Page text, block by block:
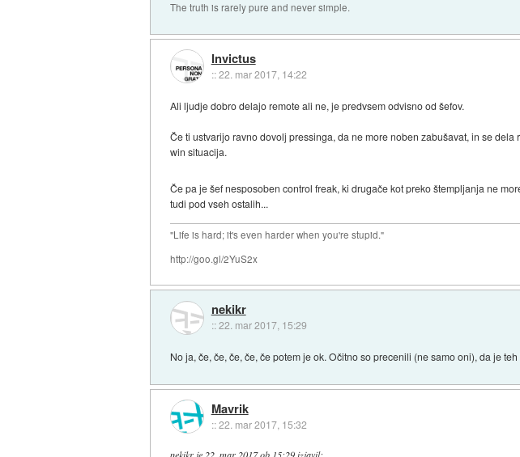
The truth is rarely pure and never simple.
Invictus
::22. mar 2017, 14:22
Ali ljudje dobro delajo remote ali ne, je predvsem odvisno od šefov.
Če ti ustvarijo ravno dovolj pressinga, da ne more noben zabušavat, in se
win situacija.
Če pa je šef nesposoben control freak, ki drugače kot preko štempljanja ne
tudi pod vseh ostalih...
"Life is hard; it's even harder when you're stupid."
http://goo.gl/2YuS2x
nekikr
::22. mar 2017, 15:29
No ja, če, če, če, če, če potem je ok. Očitno so precenili (ne samo oni), da je
Mavrik
::22. mar 2017, 15:32